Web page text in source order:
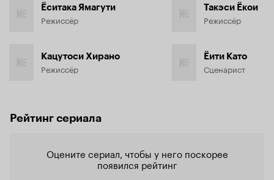
Ёситака Ямагути
Режиссёр
Кацутоси Хирано
Режиссёр
Такэси Ёкои
Режиссёр
Ёити Като
Сценарист
Рейтинг сериала
Оцените сериал, чтобы у него поскорее
появился рейтинг